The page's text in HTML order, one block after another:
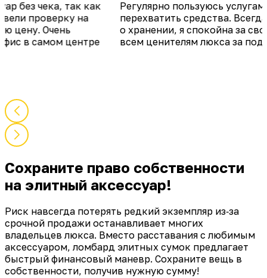
Регулярно пользуюсь услугами, когда нужно быстро
перехватить средства. Всегда радуют фотоотчетами
о хранении, я спокойна за свою Chanel. Рекомендую
всем ценителям люкса за подход и скорость.
Сохраните право собственности
на элитный аксессуар!
Риск навсегда потерять редкий экземпляр из‑за
срочной продажи останавливает многих
владельцев люкса. Вместо расставания с любимым
аксессуаром, ломбард элитных сумок предлагает
быстрый финансовый маневр. Сохраните вещь в
собственности, получив нужную сумму!